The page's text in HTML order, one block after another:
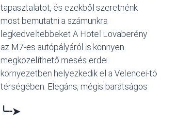
tapasztalatot, és ezekből szeretnénk
most bemutatni a számunkra
legkedveltebbeket A Hotel Lovaberény
az M7-es autópályáról is könnyen
megközelíthető mesés erdei
környezetben helyezkedik el a Velencei-tó
térségében. Elegáns, mégis barátságos
╰┈➤